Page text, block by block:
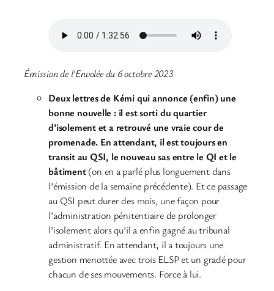
Émission de l’Envolée du 6 octobre 2023
Deux lettres de Kémi qui annonce (enfin) une
bonne nouvelle : il est sorti du quartier
d’isolement et a retrouvé une vraie cour de
promenade. En attendant, il est toujours en
transit au QSI, le nouveau sas entre le QI et le
bâtiment(on en a parlé plus longuement dans
l’émission de la semaine précédente). Et ce passage
au QSI peut durer des mois, une façon pour
l’administration pénitentiaire de prolonger
l’isolement alors qu’il a enfin gagné au tribunal
administratif. En attendant, il a toujours une
gestion menottée avec trois ELSP et un gradé pour
chacun de ses mouvements. Force à lui.